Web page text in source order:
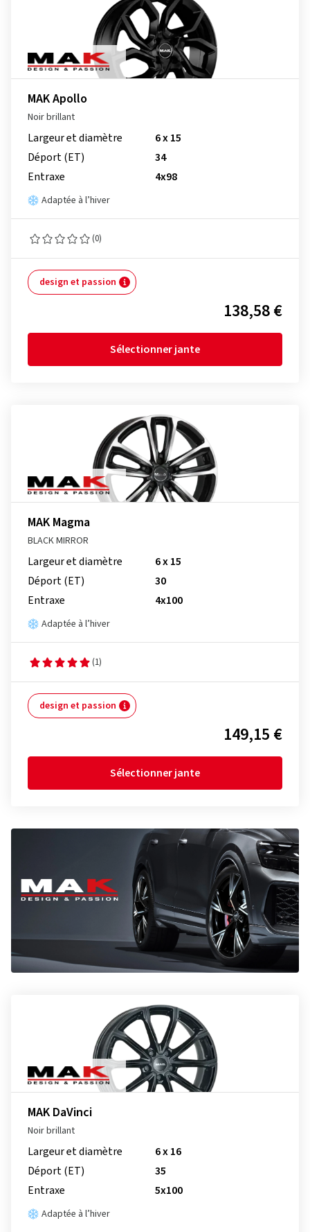
MAK Apollo
Noir brillant
Largeur et diamètre
6 x 15
Déport (ET)
34
Entraxe
4x98
Adaptée à l’hiver
(0)
design et passion
138,58 €
Sélectionner jante
MAK Magma
BLACK MIRROR
Largeur et diamètre
6 x 15
Déport (ET)
30
Entraxe
4x100
Adaptée à l’hiver
(1)
design et passion
149,15 €
Sélectionner jante
MAK DaVinci
Noir brillant
Largeur et diamètre
6 x 16
Déport (ET)
35
Entraxe
5x100
Adaptée à l’hiver